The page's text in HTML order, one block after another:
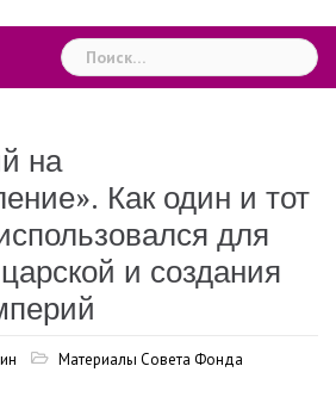
Найти:
на
Как один и тот
для
и создания
Материалы Совета Фонда